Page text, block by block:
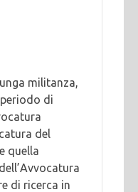
militanza,
di
del
quella
di ricerca in